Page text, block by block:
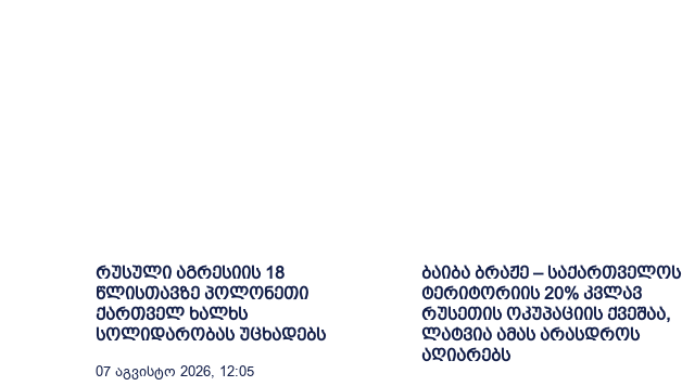
რუსული აგრესიის 18
წლისთავზე პოლონეთი
ქართველ ხალხს
სოლიდარობას უცხადებს
07 Აგვისტო 2026, 12:05
ბაიბა ბრაჟე – საქართველოს
ტერიტორიის 20% კვლავ
რუსეთის ოკუპაციის ქვეშაა,
ლატვია ამას არასდროს
აღიარებს